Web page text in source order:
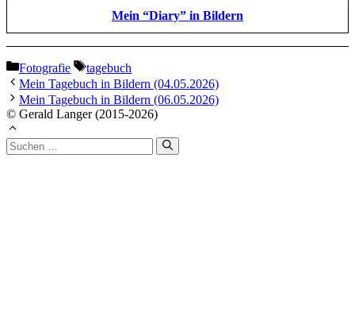
Mein “Diary” in Bildern
Kategorien
Fotografie Schlagwörter
tagebuch
Mein Tagebuch in Bildern (04.05.2026)
Mein Tagebuch in Bildern (06.05.2026)
© Gerald Langer (2015-2026)
Suchen
nach: